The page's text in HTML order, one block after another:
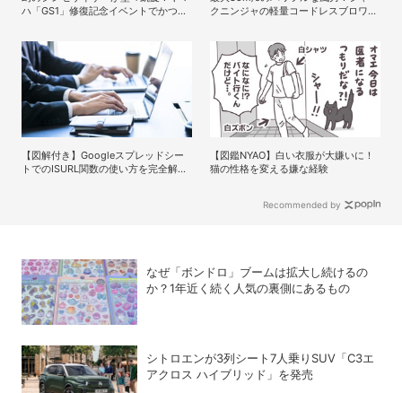
ハ「GS1」修復記念イベントでかつし
クニンジャの軽量コードレスブロワー
【図解付き】Googleスプレッドシー
トでのISURL関数の使い方を完全解
【図鑑NYAO】白い衣服が大嫌いに！
猫の性格を変える嫌な経験
Recommended by
なぜ「ボンドロ」ブームは拡大し続けるの
か？1年近く続く人気の裏側にあるもの
シトロエンが3列シート7人乗りSUV「C3エ
アクロス ハイブリッド」を発売